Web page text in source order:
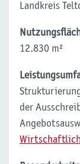
Landkreis
12.830 m²
der